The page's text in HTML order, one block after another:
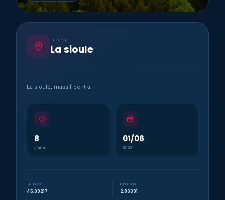
LE SPOT
La sioule
La sioule, massif central
8
J’aime
01/06
2023
LATITUDE
45,99217
LONGITUDE
2,83391